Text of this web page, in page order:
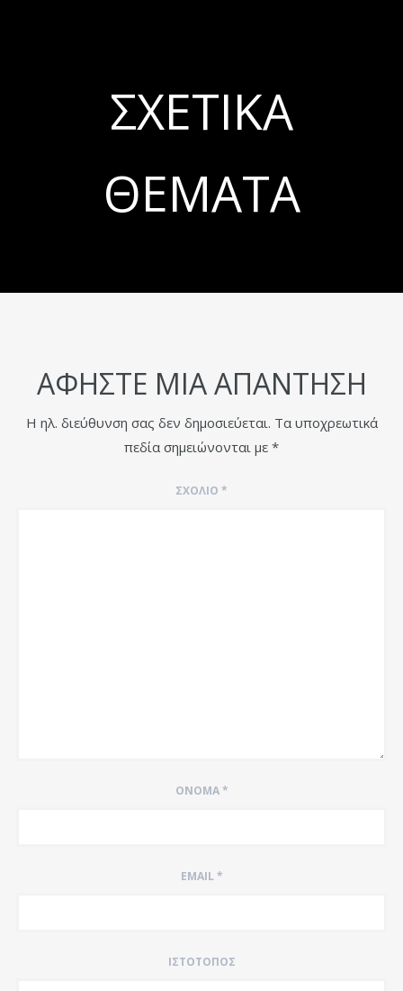
ΣΧΕΤΙΚΆ
ΘΈΜΑΤΑ
ΑΦΉΣΤΕ ΜΙΑ ΑΠΆΝΤΗΣΗ
Η ηλ. διεύθυνση σας δεν δημοσιεύεται. Τα υποχρεωτικά
πεδία σημειώνονται με *
ΣΧΌΛΙΟ *
ΌΝΟΜΑ*
EMAIL*
ΙΣΤΌΤΟΠΟΣ